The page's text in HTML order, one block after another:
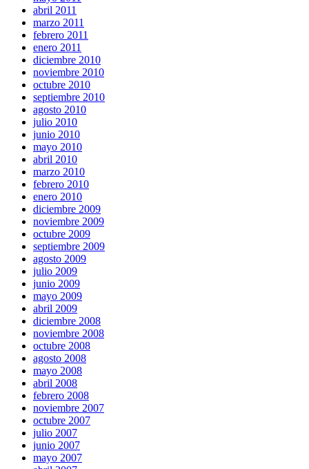
abril 2011
marzo 2011
febrero 2011
enero 2011
diciembre 2010
noviembre 2010
octubre 2010
septiembre 2010
agosto 2010
julio 2010
junio 2010
mayo 2010
abril 2010
marzo 2010
febrero 2010
enero 2010
diciembre 2009
noviembre 2009
octubre 2009
septiembre 2009
agosto 2009
julio 2009
junio 2009
mayo 2009
abril 2009
diciembre 2008
noviembre 2008
octubre 2008
agosto 2008
mayo 2008
abril 2008
febrero 2008
noviembre 2007
octubre 2007
julio 2007
junio 2007
mayo 2007